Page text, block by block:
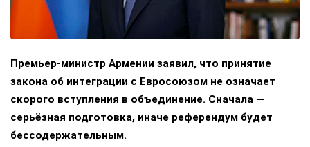
Премьер-министр Армении заявил, что принятие
закона об интеграции с Евросоюзом не означает
скорого вступления в объединение. Сначала —
серьёзная подготовка, иначе референдум будет
бессодержательным.